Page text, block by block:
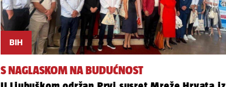
BIH
S NAGLASKOM NA BUDUĆNOST